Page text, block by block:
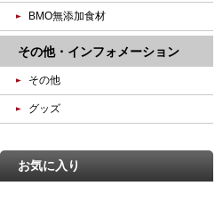
BMO無添加食材
その他・インフォメーション
その他
グッズ
お気に入り